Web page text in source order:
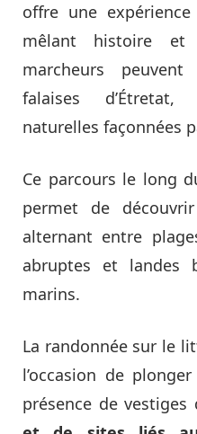
offre une
mêlant histoire et
marcheurs
falaises d’Étretat,
naturelles façonnées
Ce parcours le long
permet de
alternant entre
abruptes et landes
marins.
La randonnée sur le
l’occasion de
présence de vestiges